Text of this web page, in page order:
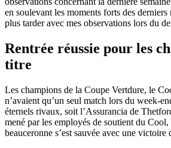
en soulevant les moments forts des
plus tarder avec mes observations lors du
Rentrée réussie pour les
titre
Les champions de la Coupe Vertdure, le
n’avaient qu’un seul match lors du week-
éternels rivaux, soit l’Assurancia de
mené par les employés de soutient du
beauceronne s’est sauvée avec une victoire